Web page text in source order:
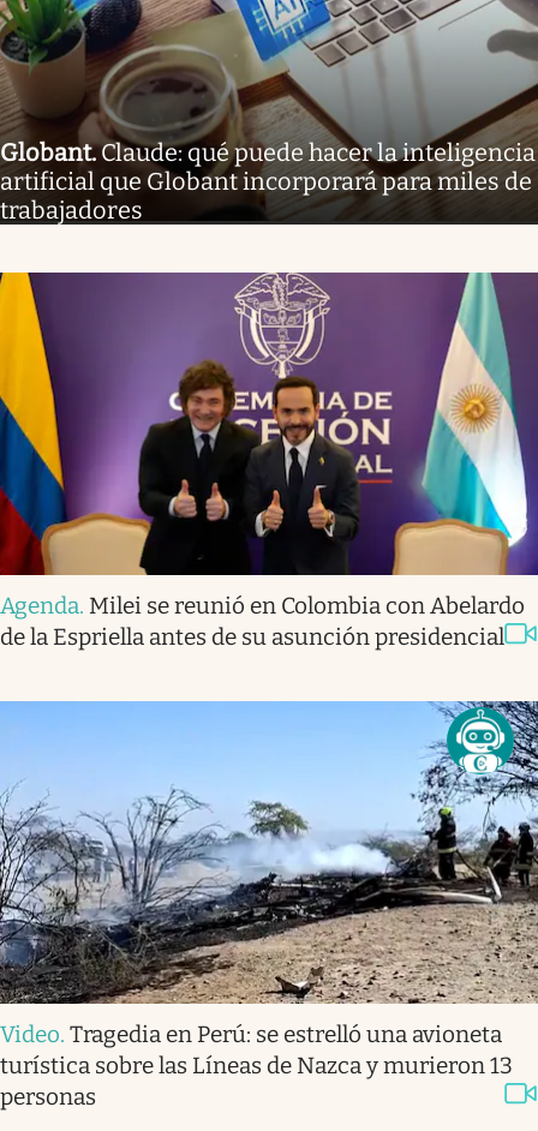
Globant.Claude: qué puede hacer la inteligencia
artificial que Globant incorporará para miles de
trabajadores
Agenda. Milei se reunió en Colombia con Abelardo
de la Espriella antes de su asunción presidencial
Video. Tragedia en Perú: se estrelló una avioneta
turística sobre las Líneas de Nazca y murieron 13
personas